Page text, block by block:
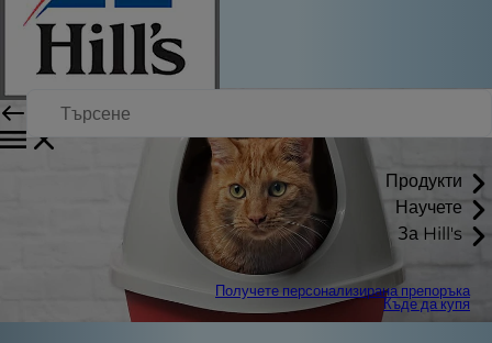
Продукти
Научете
За Hill's
Получете персонализирана препоръка
Къде да купя
|
Октомври 02, 2024